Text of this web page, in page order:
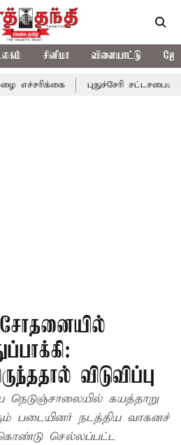
சினிமா விளையாட்டு
புதுச்சேரி சட்டசபையில் வரும்
விடுவிப்பு
நெடுஞ்சாலையில் கயத்தாறு
படையினர் நடத்திய வாகனச்
செல்லப்பட்ட